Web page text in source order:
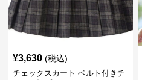
¥3,630 (税込)
チェックスカート ベルト付きチ